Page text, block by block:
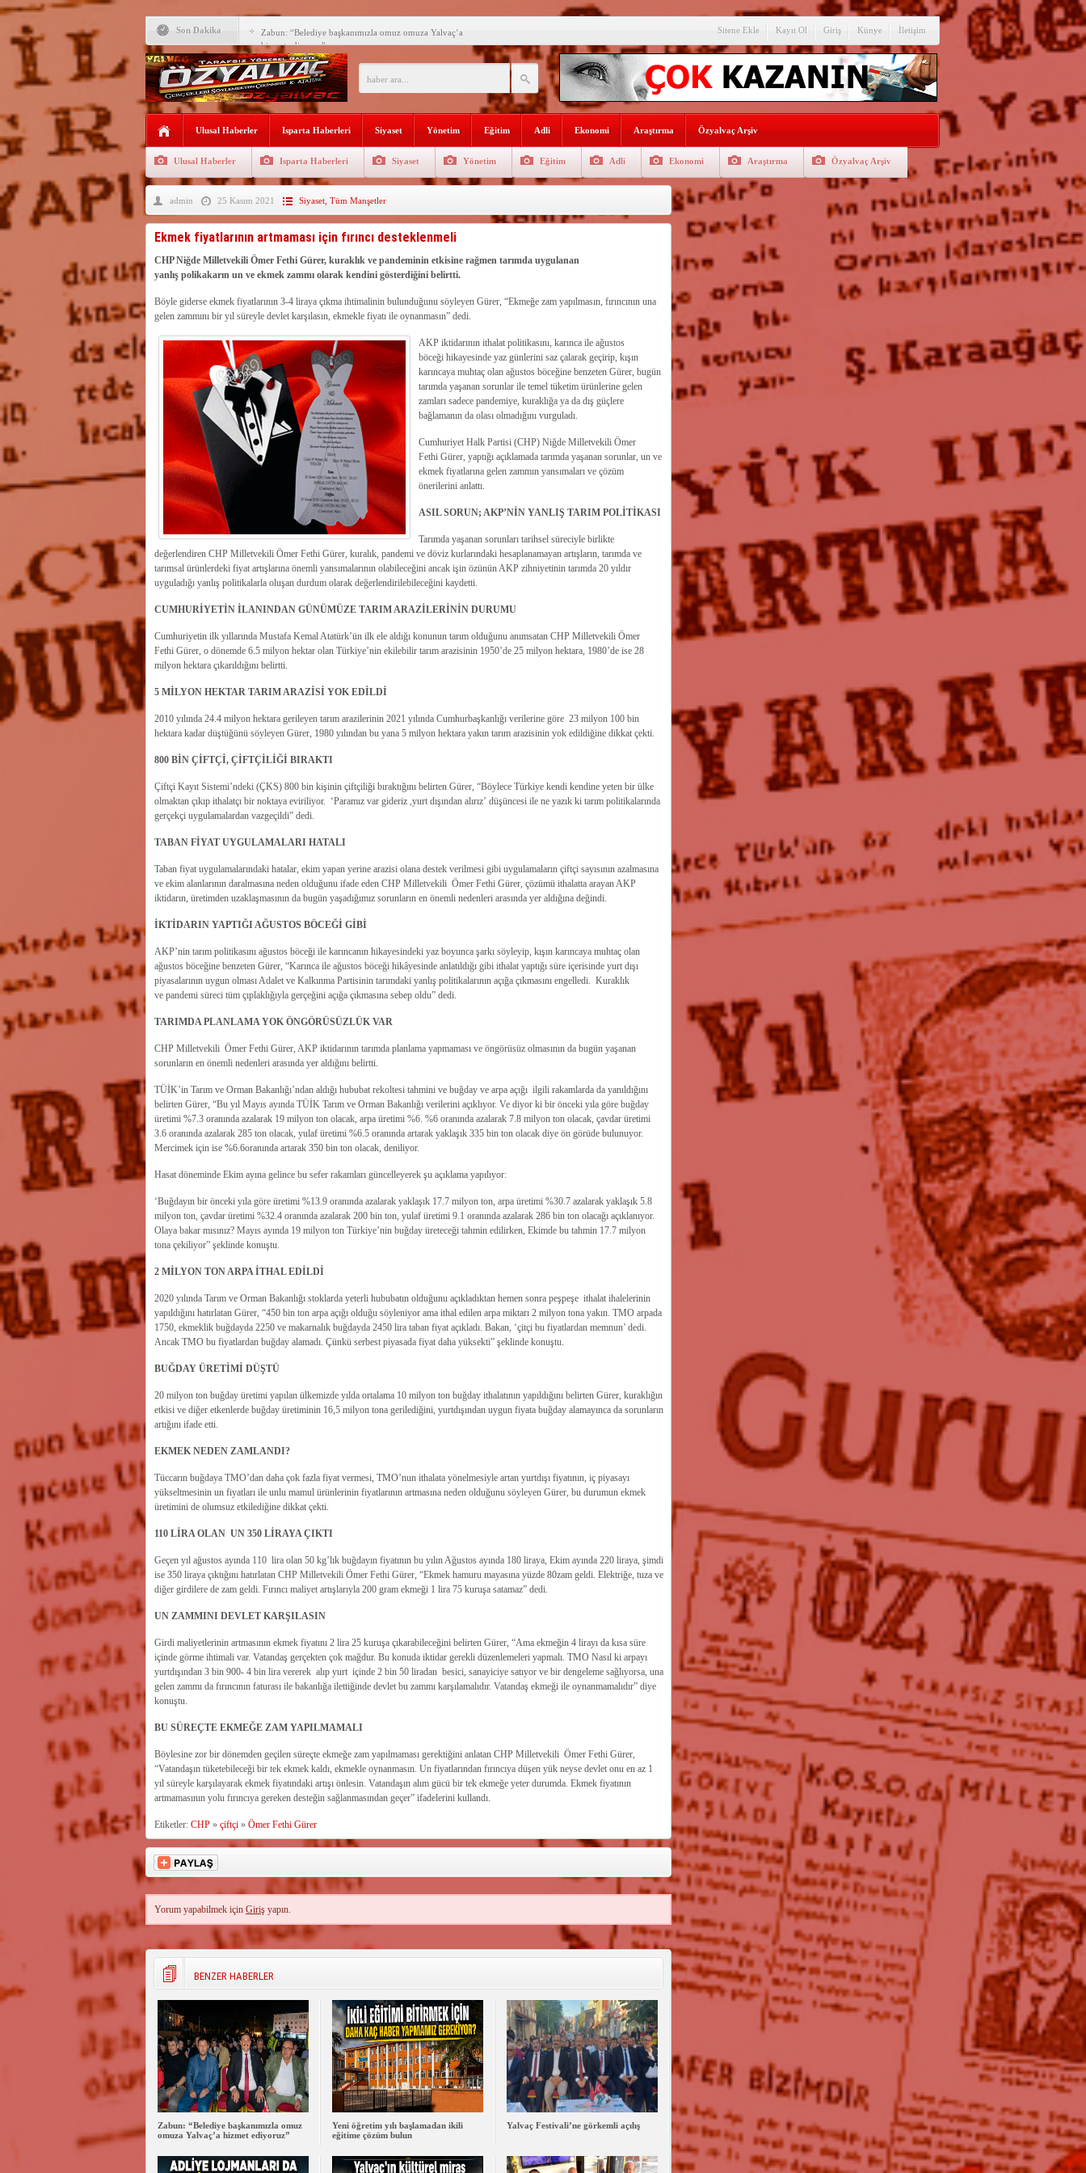
Son Dakika Zabun: “Belediye başkanımızla omuz omuza Yalvaç’a
hizmet ediyoruz”
Yeni öğretim yılı başlamadan ikili eğitime çözüm bulun
Yalvaç Festivali’ne görkemli açılış
Yalvaç’ta şimdi de Adliye Lojmanları yıkılıyor
Bir zamanlar Yalvaç, Ünlü Türk Ressamları Koleksiyonuna
Sahipti
Tunçbilek: “Ekmek Zammının Sorumlusu Fırıncı Değil,
Hükümettir”
Süreyya Sadi Bilgiç’ten Başkan Kodal’a ziyaret
Festivalde sünnet şöleni gerçekleştirildi
Sitene Ekle Kayıt Ol Giriş Künye İletişim
Ulusal Haberler Isparta Haberleri Siyaset Yönetim Eğitim Adli Ekonomi Araştırma Özyalvaç Arşiv
Ulusal Haberler Isparta Haberleri Siyaset Yönetim Eğitim Adli Ekonomi Araştırma Özyalvaç Arşiv
admin 25 Kasım 2021 Siyaset, Tüm Manşetler
Ekmek fiyatlarının artmaması için fırıncı desteklenmeli
CHP Niğde Milletvekili Ömer Fethi Gürer, kuraklık ve pandeminin etkisine rağmen tarımda uygulanan
yanlış polikakarın un ve ekmek zammı olarak kendini gösterdiğini belirtti.
Böyle giderse ekmek fiyatlarının 3-4 liraya çıkma ihtimalinin bulunduğunu söyleyen Gürer, “Ekmeğe zam yapılmasın, fırıncının una
gelen zammını bir yıl süreyle devlet karşılasın, ekmekle fiyatı ile oynanmasın” dedi.
AKP iktidarının ithalat politikasını, karınca ile ağustos
böceği hikayesinde yaz günlerini saz çalarak geçirip, kışın
karıncaya muhtaç olan ağustos böceğine benzeten Gürer, bugün
tarımda yaşanan sorunlar ile temel tüketim ürünlerine gelen
zamları sadece pandemiye, kuraklığa ya da dış güçlere
bağlamanın da olası olmadığını vurguladı.
Cumhuriyet Halk Partisi (CHP) Niğde Milletvekili Ömer
Fethi Gürer, yaptığı açıklamada tarımda yaşanan sorunlar, un ve
ekmek fiyatlarına gelen zammın yansımaları ve çözüm
önerilerini anlattı.
ASIL SORUN; AKP’NİN YANLIŞ TARIM POLİTİKASI
Tarımda yaşanan sorunları tarihsel süreciyle birlikte
değerlendiren CHP Milletvekili Ömer Fethi Gürer, kuralık, pandemi ve döviz kurlarındaki hesaplanamayan artışların, tarımda ve
tarımsal ürünlerdeki fiyat artışlarına önemli yansımalarının olabileceğini ancak işin özünün AKP zihniyetinin tarımda 20 yıldır
uyguladığı yanlış politikalarla oluşan durdum olarak değerlendirilebileceğini kaydetti.
CUMHURİYETİN İLANINDAN GÜNÜMÜZE TARIM ARAZİLERİNİN DURUMU
Cumhuriyetin ilk yıllarında Mustafa Kemal Atatürk’ün ilk ele aldığı konunun tarım olduğunu anımsatan CHP Milletvekili Ömer
Fethi Gürer, o dönemde 6.5 milyon hektar olan Türkiye’nin ekilebilir tarım arazisinin 1950’de 25 milyon hektara, 1980’de ise 28
milyon hektara çıkarıldığını belirtti.
5 MİLYON HEKTAR TARIM ARAZİSİ YOK EDİLDİ
2010 yılında 24.4 milyon hektara gerileyen tarım arazilerinin 2021 yılında Cumhurbaşkanlığı verilerine göre 23 milyon 100 bin
hektara kadar düştüğünü söyleyen Gürer, 1980 yılından bu yana 5 milyon hektara yakın tarım arazisinin yok edildiğine dikkat çekti.
800 BİN ÇİFTÇİ, ÇİFTÇİLİĞİ BIRAKTI
Çiftçi Kayıt Sistemi’ndeki (ÇKS) 800 bin kişinin çiftçiliği bıraktığını belirten Gürer, “Böylece Türkiye kendi kendine yeten bir ülke
olmaktan çıkıp ithalatçı bir noktaya eviriliyor. ‘Paramız var gideriz ,yurt dışından alırız’ düşüncesi ile ne yazık ki tarım politikalarında
gerçekçi uygulamalardan vazgeçildi” dedi.
TABAN FİYAT UYGULAMALARI HATALI
Taban fiyat uygulamalarındaki hatalar, ekim yapan yerine arazisi olana destek verilmesi gibi uygulamaların çiftçi sayısının azalmasına
ve ekim alanlarının daralmasına neden olduğunu ifade eden CHP Milletvekili Ömer Fethi Gürer, çözümü ithalatta arayan AKP
iktidarın, üretimden uzaklaşmasının da bugün yaşadığımız sorunların en önemli nedenleri arasında yer aldığına değindi.
İKTİDARIN YAPTIĞI AĞUSTOS BÖCEĞİ GİBİ
AKP’nin tarım politikasını ağustos böceği ile karıncanın hikayesindeki yaz boyunca şarkı söyleyip, kışın karıncaya muhtaç olan
ağustos böceğine benzeten Gürer, “Karınca ile ağustos böceği hikâyesinde anlatıldığı gibi ithalat yaptığı süre içerisinde yurt dışı
piyasalarının uygun olması Adalet ve Kalkınma Partisinin tarımdaki yanlış politikalarının açığa çıkmasını engelledi. Kuraklık
ve pandemi süreci tüm çıplaklığıyla gerçeğini açığa çıkmasına sebep oldu” dedi.
TARIMDA PLANLAMA YOK ÖNGÖRÜSÜZLÜK VAR
CHP Milletvekili Ömer Fethi Gürer, AKP iktidarının tarımda planlama yapmaması ve öngörüsüz olmasının da bugün yaşanan
sorunların en önemli nedenleri arasında yer aldığını belirtti.
TÜİK’in Tarım ve Orman Bakanlığı’ndan aldığı hububat rekoltesi tahmini ve buğday ve arpa açığı ilgili rakamlarda da yanıldığını
belirten Gürer, “Bu yıl Mayıs ayında TÜİK Tarım ve Orman Bakanlığı verilerini açıklıyor. Ve diyor ki bir önceki yıla göre buğday
üretimi %7.3 oranında azalarak 19 milyon ton olacak, arpa üretimi %6. %6 oranında azalarak 7.8 milyon ton olacak, çavdar üretimi
3.6 oranında azalarak 285 ton olacak, yulaf üretimi %6.5 oranında artarak yaklaşık 335 bin ton olacak diye ön görüde bulunuyor.
Mercimek için ise %6.6oranında artarak 350 bin ton olacak, deniliyor.
Hasat döneminde Ekim ayına gelince bu sefer rakamları güncelleyerek şu açıklama yapılıyor:
‘Buğdayın bir önceki yıla göre üretimi %13.9 oranında azalarak yaklaşık 17.7 milyon ton, arpa üretimi %30.7 azalarak yaklaşık 5.8
milyon ton, çavdar üretimi %32.4 oranında azalarak 200 bin ton, yulaf üretimi 9.1 oranında azalarak 286 bin ton olacağı açıklanıyor.
Olaya bakar mısınız? Mayıs ayında 19 milyon ton Türkiye’nin buğday üreteceği tahmin edilirken, Ekimde bu tahmin 17.7 milyon
tona çekiliyor” şeklinde konuştu.
2 MİLYON TON ARPA İTHAL EDİLDİ
2020 yılında Tarım ve Orman Bakanlığı stoklarda yeterli hububatın olduğunu açıkladıktan hemen sonra peşpeşe ithalat ihalelerinin
yapıldığını hatırlatan Gürer, “450 bin ton arpa açığı olduğu söyleniyor ama ithal edilen arpa miktarı 2 milyon tona yakın. TMO arpada
1750, ekmeklik buğdayda 2250 ve makarnalık buğdayda 2450 lira taban fiyat açıkladı. Bakan, ‘çitçi bu fiyatlardan memnun’ dedi.
Ancak TMO bu fiyatlardan buğday alamadı. Çünkü serbest piyasada fiyat daha yüksekti” şeklinde konuştu.
BUĞDAY ÜRETİMİ DÜŞTÜ
20 milyon ton buğday üretimi yapılan ülkemizde yılda ortalama 10 milyon ton buğday ithalatının yapıldığını belirten Gürer, kuraklığın
etkisi ve diğer etkenlerde buğday üretiminin 16,5 milyon tona gerilediğini, yurtdışından uygun fiyata buğday alamayınca da sorunların
artığını ifade etti.
EKMEK NEDEN ZAMLANDI?
Tüccarın buğdaya TMO’dan daha çok fazla fiyat vermesi, TMO’nun ithalata yönelmesiyle artan yurtdışı fiyatının, iç piyasayı
yükseltmesinin un fiyatları ile unlu mamul ürünlerinin fiyatlarının artmasına neden olduğunu söyleyen Gürer, bu durumun ekmek
üretimini de olumsuz etkilediğine dikkat çekti.
110 LİRA OLAN UN 350 LİRAYA ÇIKTI
Geçen yıl ağustos ayında 110 lira olan 50 kg’lık buğdayın fiyatının bu yılın Ağustos ayında 180 liraya, Ekim ayında 220 liraya, şimdi
ise 350 liraya çıktığını hatırlatan CHP Milletvekili Ömer Fethi Gürer, “Ekmek hamuru mayasına yüzde 80zam geldi. Elektriğe, tuza ve
diğer girdilere de zam geldi. Fırıncı maliyet artışlarıyla 200 gram ekmeği 1 lira 75 kuruşa satamaz” dedi.
UN ZAMMINI DEVLET KARŞILASIN
Girdi maliyetlerinin artmasının ekmek fiyatını 2 lira 25 kuruşa çıkarabileceğini belirten Gürer, “Ama ekmeğin 4 lirayı da kısa süre
içinde görme ihtimali var. Vatandaş gerçekten çok mağdur. Bu konuda iktidar gerekli düzenlemeleri yapmalı. TMO Nasıl ki arpayı
yurtdışından 3 bin 900- 4 bin lira vererek alıp yurt içinde 2 bin 50 liradan besici, sanayiciye satıyor ve bir dengeleme sağlıyorsa, una
gelen zammı da fırıncının faturası ile bakanlığa ilettiğinde devlet bu zammı karşılamalıdır. Vatandaş ekmeği ile oynanmamalıdır” diye
konuştu.
BU SÜREÇTE EKMEĞE ZAM YAPILMAMALI
Böylesine zor bir dönemden geçilen süreçte ekmeğe zam yapılmaması gerektiğini anlatan CHP Milletvekili Ömer Fethi Gürer,
“Vatandaşın tüketebileceği bir tek ekmek kaldı, ekmekle oynanmasın. Un fiyatlarından fırıncıya düşen yük neyse devlet onu en az 1
yıl süreyle karşılayarak ekmek fiyatındaki artışı önlesin. Vatandaşın alım gücü bir tek ekmeğe yeter durumda. Ekmek fiyatının
artmamasının yolu fırıncıya gereken desteğin sağlanmasından geçer” ifadelerini kullandı.
Etiketler: CHP» çiftçi» Ömer Fethi Gürer
Yorum yapabilmek içinGiriş yapın.
BENZER HABERLER
Zabun: “Belediye başkanımızla omuz
omuza Yalvaç’a hizmet ediyoruz”
Yeni öğretim yılı başlamadan ikili
eğitime çözüm bulun
Yalvaç Festivali’ne görkemli açılış